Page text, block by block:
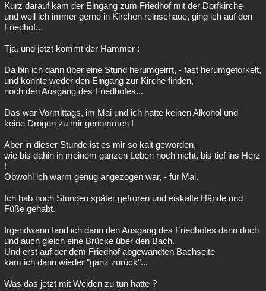
Kurz darauf kam der Eingang zum Friedhof mit der Dorfkirche
und weil ich immer gerne in Kirchen reinschaue, ging ich auf den
Friedhof...
Tja, und jetzt kommt der Hammer :
Da bin ich dann über eine Stund herumgeirrt, - fast herumgetorkelt,
und konnte weder den Eingang zur Kirche finden,
noch den Ausgang des Friedhofes...
Das war Vormittags, im Mai und ich hatte keinen Alkohol und
keine Drogen zu mir genommen !
Aber in dieser Stunde ist es mir so kalt geworden,
wie bis dahin in meinem ganzen Leben noch nicht, bis tief ins Herz
!
Obwohl ich warm genug angezogen war, - für Mai.
Ich hab noch Stunden später gefroren und eiskalte Hände und
Füße gehabt.
Irgendwann fand ich dann den Ausgang des Friedhofes dann doch
und auch gleich eine Brücke über den Bach.
Und erst auf der dem Friedhof abgewandten Bachseite
kam ich dann wieder "ganz zurück"...
Was das jetzt mit Weiden zu tun hatte ?